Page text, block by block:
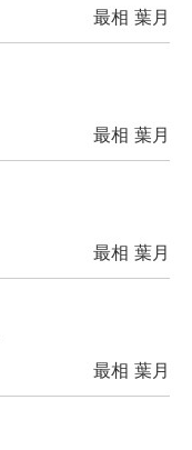
最相 葉月
最相 葉月
最相 葉月
最相 葉月